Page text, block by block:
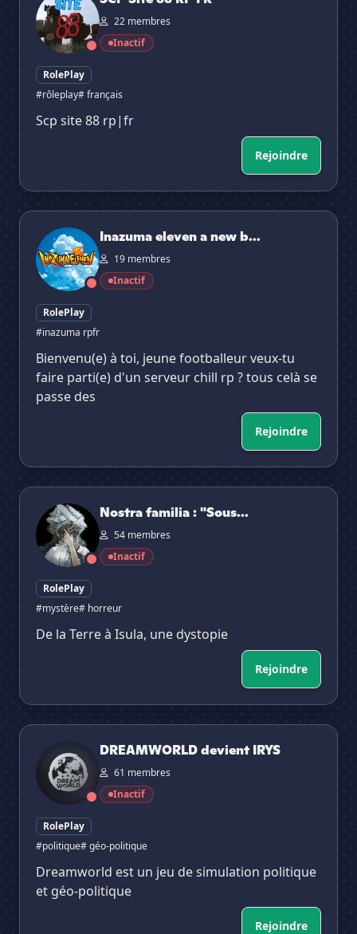
22 membres
Inactif
RolePlay
#rôleplay# français
Scp site 88 rp|fr
Rejoindre
Inazuma eleven a new begginning
Inazuma eleven a new b...
19 membres
Inactif
RolePlay
#inazuma rpfr
Bienvenu(e) à toi, jeune footballeur veux-tu
faire parti(e) d'un serveur chill rp ? tous celà se
passe des
Rejoindre
Nostra familia : "Sous le règne de la Mère"
Nostra familia : "Sous...
54 membres
Inactif
RolePlay
#mystère# horreur
De la Terre à Isula, une dystopie
Rejoindre
DREAMWORLD devient IRYS
DREAMWORLD devient IRYS
61 membres
Inactif
RolePlay
#politique# géo-politique
Dreamworld est un jeu de simulation politique
et géo-politique
Rejoindre